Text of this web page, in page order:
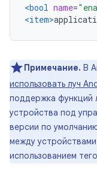
<bool name=
<item>
Примечание. В
использовать луч
поддержка функций
устройства под
версии по
между
использованием